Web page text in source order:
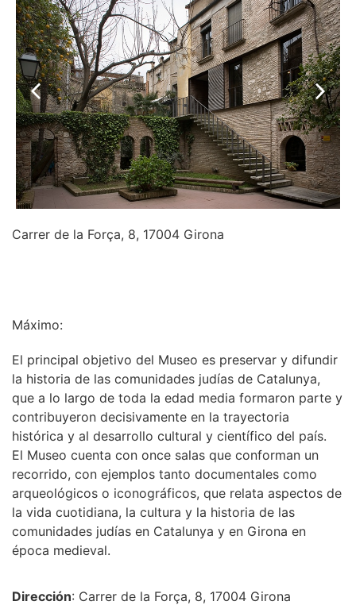
Carrer de la Força, 8, 17004 Girona
Máximo:
El principal objetivo del Museo es preservar y difundir
la historia de las comunidades judías de Catalunya,
que a lo largo de toda la edad media formaron parte y
contribuyeron decisivamente en la trayectoria
histórica y al desarrollo cultural y científico del país.
El Museo cuenta con once salas que conforman un
recorrido, con ejemplos tanto documentales como
arqueológicos o iconográficos, que relata aspectos de
la vida cuotidiana, la cultura y la historia de las
comunidades judías en Catalunya y en Girona en
época medieval.
Dirección: Carrer de la Força, 8, 17004 Girona